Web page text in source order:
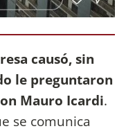
causó, sin
le preguntaron
Mauro Icardi.
se comunica